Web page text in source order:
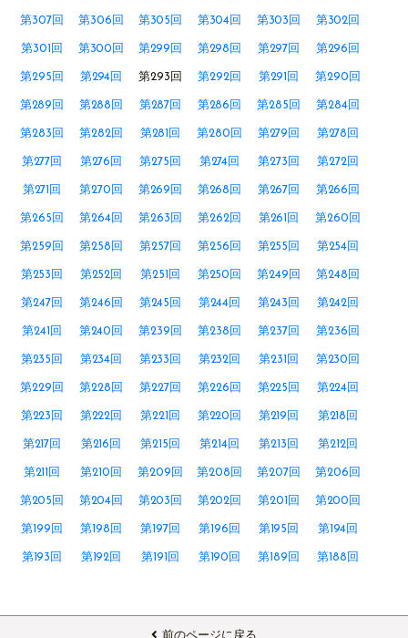
第307回 第306回 第305回 第304回 第303回 第302回
第301回 第300回 第299回 第298回 第297回 第296回
第295回 第294回 第293回 第292回 第291回 第290回
第289回 第288回 第287回 第286回 第285回 第284回
第283回 第282回 第281回 第280回 第279回 第278回
第277回 第276回 第275回 第274回 第273回 第272回
第271回 第270回 第269回 第268回 第267回 第266回
第265回 第264回 第263回 第262回 第261回 第260回
第259回 第258回 第257回 第256回 第255回 第254回
第253回 第252回 第251回 第250回 第249回 第248回
第247回 第246回 第245回 第244回 第243回 第242回
第241回 第240回 第239回 第238回 第237回 第236回
第235回 第234回 第233回 第232回 第231回 第230回
第229回 第228回 第227回 第226回 第225回 第224回
第223回 第222回 第221回 第220回 第219回 第218回
第217回 第216回 第215回 第214回 第213回 第212回
第211回 第210回 第209回 第208回 第207回 第206回
第205回 第204回 第203回 第202回 第201回 第200回
第199回 第198回 第197回 第196回 第195回 第194回
第193回 第192回 第191回 第190回 第189回 第188回